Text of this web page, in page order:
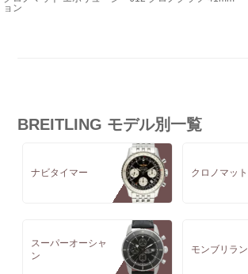
ョン
BREITLING モデル別一覧
ナビタイマー クロノマット
スーパーオーシャ
ン
モンブリラン